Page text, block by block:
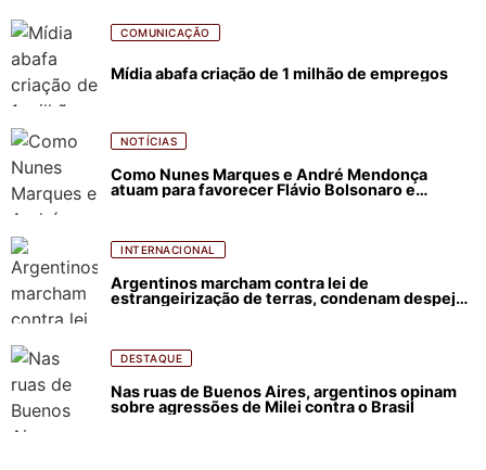
COMUNICAÇÃO
Mídia abafa criação de 1 milhão de empregos
NOTÍCIAS
Como Nunes Marques e André Mendonça
atuam para favorecer Flávio Bolsonaro e
INTERNACIONAL
Argentinos marcham contra lei de
estrangeirização de terras, condenam despejos
DESTAQUE
Nas ruas de Buenos Aires, argentinos opinam
sobre agressões de Milei contra o Brasil